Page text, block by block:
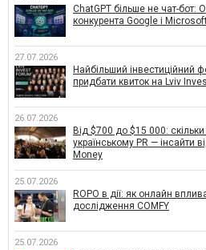
ChatGPT більше не чат-бот:
конкурента Google і
27.07.2026
Найбільший інвестиційний
придбати квиток на Lviv
26.07.2026
Від $700 до $15 000:
українському PR — інсайти
Money
25.07.2026
ROPO в дії: як онлайн
дослідження COMFY
25.07.2026